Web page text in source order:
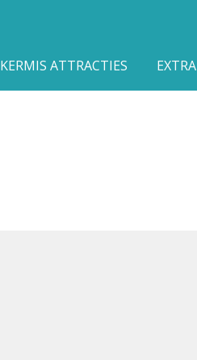
KERMIS ATTRACTIES EXTRA